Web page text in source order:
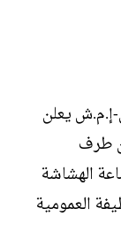
إ.م.ش يعلن
طرف
الهشاشة
العمومية